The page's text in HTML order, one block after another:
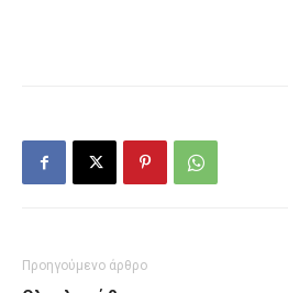
Προηγούμενο άρθρο